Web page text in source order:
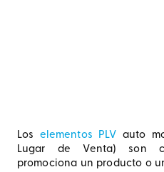
Los elementos PLV
auto
Lugar de Venta) son
promociona un producto o